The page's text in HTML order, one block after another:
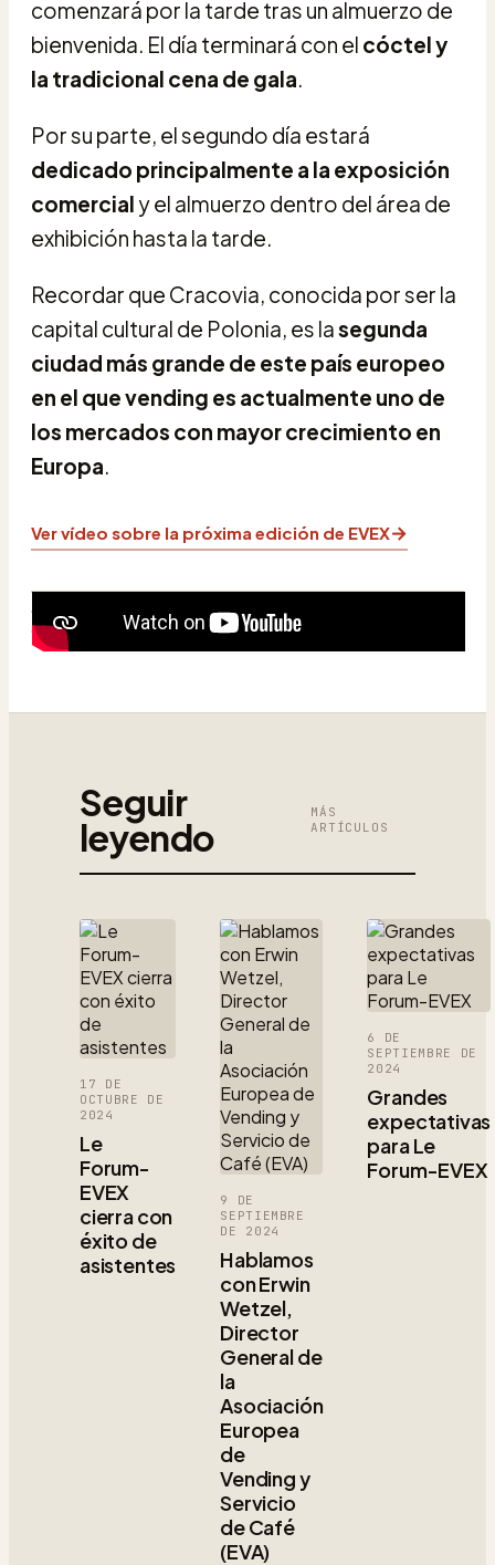
comenzará por la tarde tras un almuerzo de
bienvenida. El día terminará con el cóctel y
la tradicional cena de gala.
Por su parte, el segundo día estará
dedicado principalmente a la exposición
comercial y el almuerzo dentro del área de
exhibición hasta la tarde.
Recordar que Cracovia, conocida por ser la
capital cultural de Polonia, es lasegunda
ciudad más grande de este país europeo
en el que vending es actualmente uno de
los mercados con mayor crecimiento en
Europa.
Ver vídeo sobre la próxima edición de EVEX→
Seguir
leyendo
MÁS
ARTÍCULOS
17 DE
OCTUBRE DE
2024
Le
Forum-
EVEX
cierra con
éxito de
asistentes
9 DE
SEPTIEMBRE
DE 2024
Hablamos
con Erwin
Wetzel,
Director
General de
la
Asociación
Europea
de
Vending y
Servicio
de Café
(EVA)
6 DE
SEPTIEMBRE DE
2024
Grandes
expectativas
para Le
Forum-EVEX